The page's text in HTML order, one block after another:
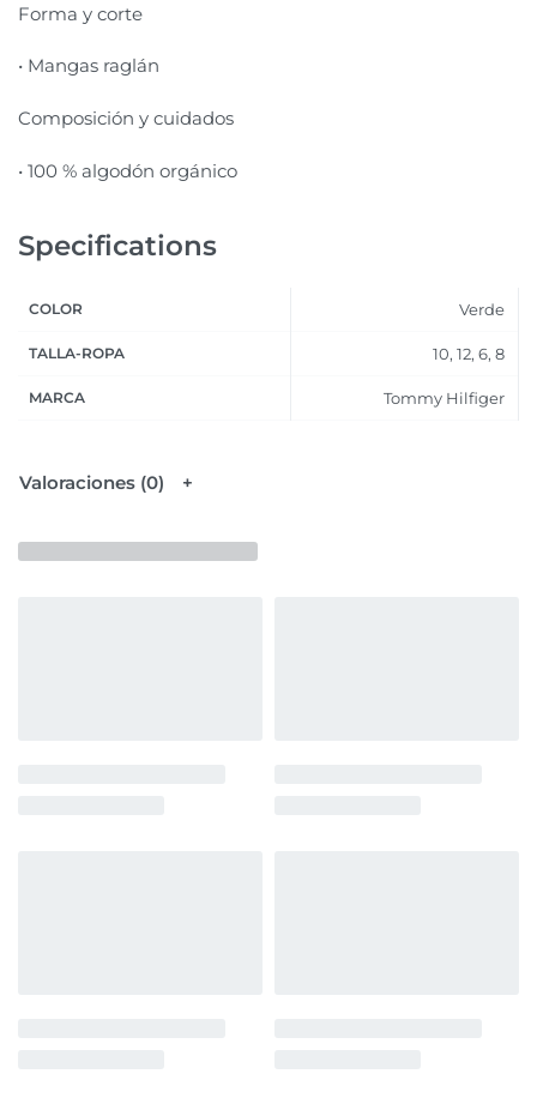
Forma y corte
• Mangas raglán
Composición y cuidados
• 100 % algodón orgánico
Specifications
COLOR Verde
TALLA-ROPA 10, 12, 6, 8
MARCA Tommy Hilfiger
Valoraciones (0)